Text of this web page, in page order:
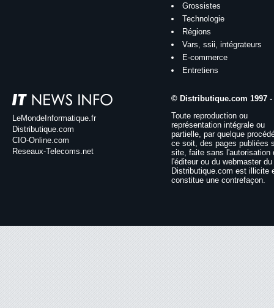
Grossistes
Technologie
Régions
Vars, ssii, intégrateurs
E-commerce
Entretiens
LeMondeInformatique.fr
Distributique.com
CIO-Online.com
Reseaux-Telecoms.net
© Distributique.com 1997 -
Toute reproduction ou
représentation intégrale ou
partielle, par quelque
ce soit, des pages publiées
site, faite sans l'autorisation
l'éditeur ou du webmaster
Distributique.com est illicite
constitue une contrefaçon.